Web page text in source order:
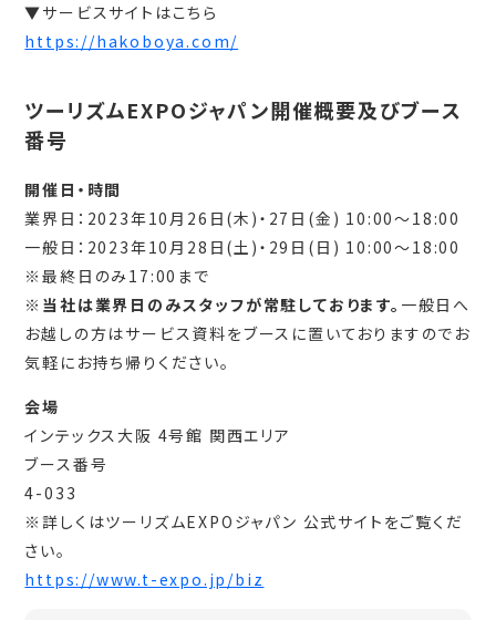
▼サービスサイトはこちら
https://hakoboya.com/
ツーリズムEXPOジャパン開催概要及びブース
番号
開催日・時間
業界日：2023年10月26日(木)・27日(金) 10:00～18:00
一般日：2023年10月28日(土)・29日(日) 10:00～18:00
※最終日のみ17:00まで
※当社は業界日のみスタッフが常駐しております。 一般日へ
お越しの方はサービス資料をブースに置いておりますのでお
気軽にお持ち帰りください。
会場
インテックス大阪 4号館 関西エリア
ブース番号
4-033
※詳しくはツーリズムEXPOジャパン 公式サイトをご覧くだ
さい。
https://www.t-expo.jp/biz